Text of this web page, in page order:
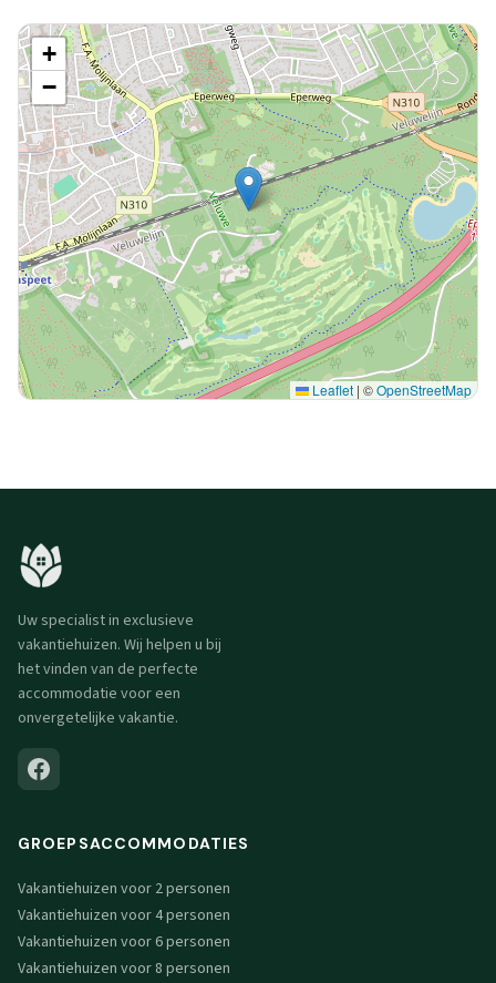
+
−
Leaflet | ©OpenStreetMap
Uw specialist in exclusieve
vakantiehuizen. Wij helpen u bij
het vinden van de perfecte
accommodatie voor een
onvergetelijke vakantie.
GROEPSACCOMMODATIES
Vakantiehuizen voor 2 personen
Vakantiehuizen voor 4 personen
Vakantiehuizen voor 6 personen
Vakantiehuizen voor 8 personen